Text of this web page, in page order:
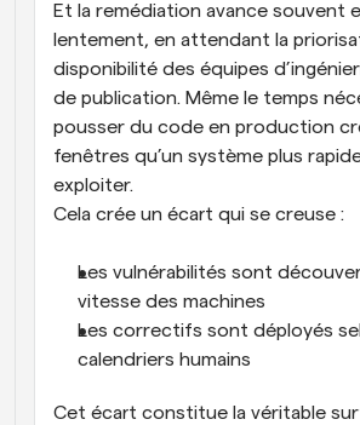
Et la remédiation avance souvent
lentement, en attendant la
disponibilité des équipes
de publication. Même le temps
pousser du code en production
fenêtres qu’un système plus
exploiter.
Cela crée un écart qui se creuse :
Les vulnérabilités sont
vitesse des machines
Les correctifs sont déployés
calendriers humains
Cet écart constitue la véritable